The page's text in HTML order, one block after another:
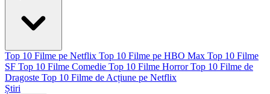
Top 10 Filme pe Netflix Top 10 Filme pe HBO Max Top 10 Filme
SF Top 10 Filme Comedie Top 10 Filme Horror Top 10 Filme de
Dragoste Top 10 Filme de Acțiune pe Netflix
Știri